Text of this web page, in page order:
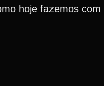
hoje fazemos com